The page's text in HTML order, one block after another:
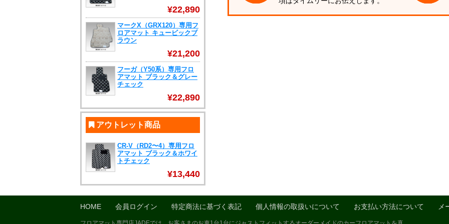
¥22,890
マークX（GRX120）専用フ
ロアマット キュービックブ
ラウン
¥21,200
フーガ（Y50系）専用フロ
アマット ブラック＆グレー
チェック
¥22,890
アウトレット商品
CR-V（RD2〜4）専用フロ
アマット ブラック＆ホワイ
トチェック
¥13,440
HOME 会員ログイン 特定商法に基づく表記 個人情報の取扱いについて お支払い方法について メ